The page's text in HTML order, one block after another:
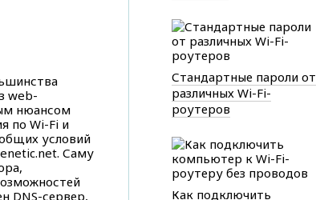
web-
нюансом
по Wi-Fi и
условий
Саму
DNS-сервер,
Стандартные пароли от
различных Wi-Fi-
роутеров
Как подключить